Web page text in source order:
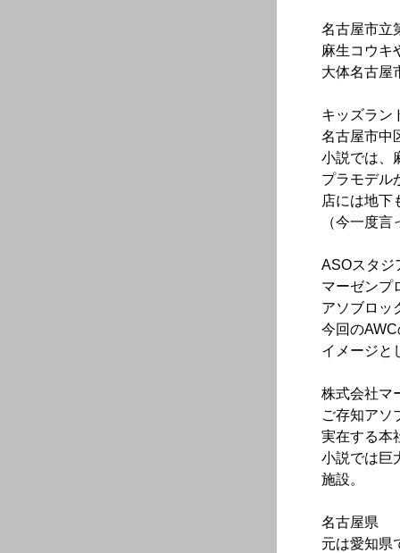
名古屋市立
麻生コウキ
大体名古屋
キッズラン
名古屋市中
小説では、
プラモデル
店には地下
（今一度
ASOスタジ
マーゼンプ
アソブロッ
今回の
イメージと
株式会社マ
ご存知アソ
実在する本
小説では巨
施設。
名古屋県
元は愛知県